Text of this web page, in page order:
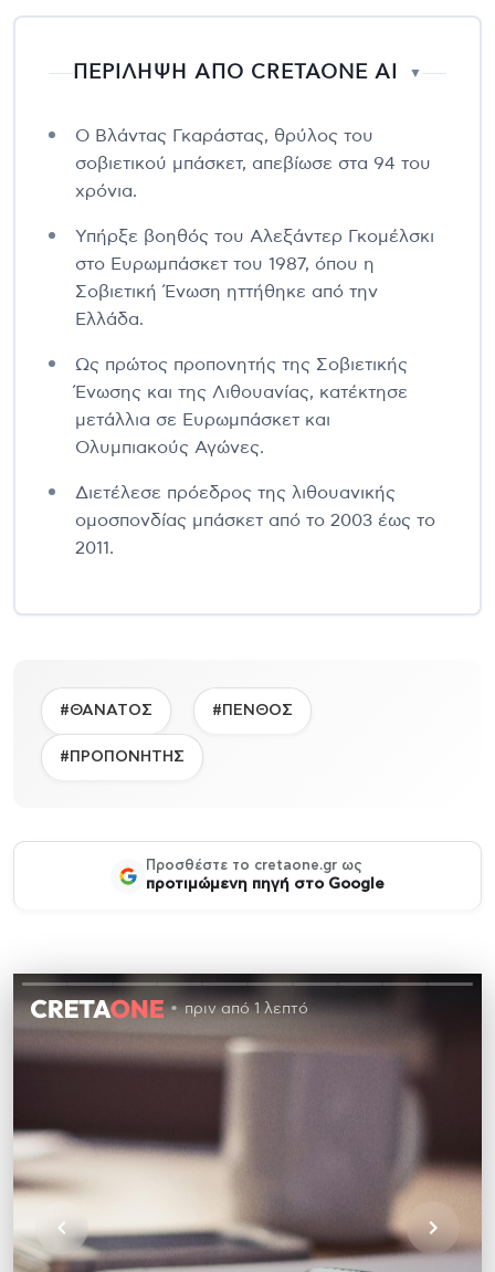
ΠΕΡΙΛΗΨΗ ΑΠΟ CRETAONE AI ▼
Ο Βλάντας Γκαράστας, θρύλος του
σοβιετικού μπάσκετ, απεβίωσε στα 94 του
χρόνια.
Υπήρξε βοηθός του Αλεξάντερ Γκομέλσκι
στο Ευρωμπάσκετ του 1987, όπου η
Σοβιετική Ένωση ηττήθηκε από την
Ελλάδα.
Ως πρώτος προπονητής της Σοβιετικής
Ένωσης και της Λιθουανίας, κατέκτησε
μετάλλια σε Ευρωμπάσκετ και
Ολυμπιακούς Αγώνες.
Διετέλεσε πρόεδρος της λιθουανικής
ομοσπονδίας μπάσκετ από το 2003 έως το
2011.
#ΘΑΝΑΤΟΣ #ΠΕΝΘΟΣ
#ΠΡΟΠΟΝΗΤΗΣ
Προσθέστε το cretaone.gr ως
προτιμώμενη πηγή στο Google
πριν από 1 λεπτό